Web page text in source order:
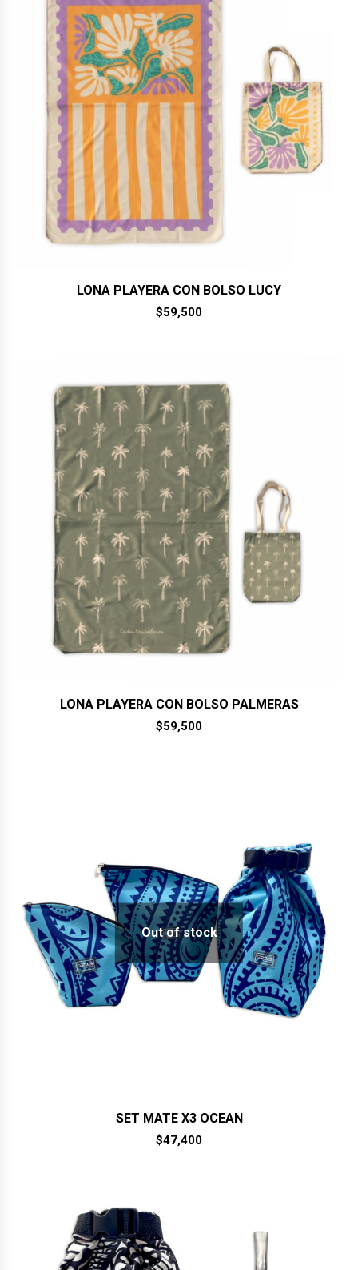
LONA PLAYERA CON BOLSO LUCY
$59,500
LONA PLAYERA CON BOLSO PALMERAS
$59,500
Out of stock
SET MATE X3 OCEAN
$47,400